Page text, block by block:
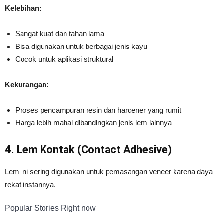
Kelebihan:
Sangat kuat dan tahan lama
Bisa digunakan untuk berbagai jenis kayu
Cocok untuk aplikasi struktural
Kekurangan:
Proses pencampuran resin dan hardener yang rumit
Harga lebih mahal dibandingkan jenis lem lainnya
4. Lem Kontak (Contact Adhesive)
Lem ini sering digunakan untuk pemasangan veneer karena daya
rekat instannya.
Popular Stories Right now